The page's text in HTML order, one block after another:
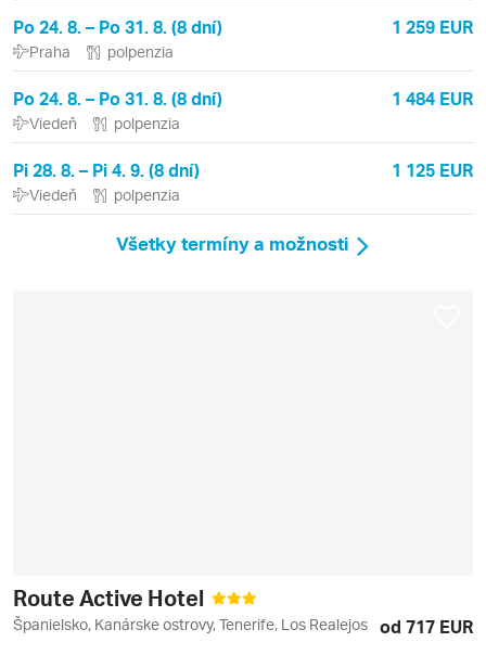
Po 24. 8. – Po 31. 8. (8 dní) 1 259 EUR
Praha polpenzia
Po 24. 8. – Po 31. 8. (8 dní) 1 484 EUR
Viedeň polpenzia
Pi 28. 8. – Pi 4. 9. (8 dní) 1 125 EUR
Viedeň polpenzia
Všetky termíny a možnosti
Route Active Hotel
Španielsko, Kanárske ostrovy, Tenerife, Los Realejos od 717 EUR